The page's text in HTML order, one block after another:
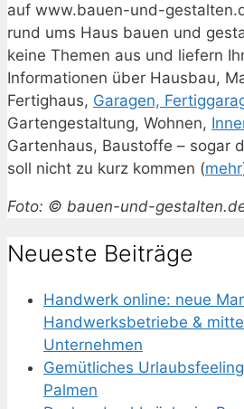
auf www.bauen-und-
rund ums Haus bauen und
keine Themen aus und liefern
Informationen über Hausbau,
Fertighaus, Garagen,
Gartengestaltung, Wohnen,
Gartenhaus, Baustoffe – sogar
soll nicht zu kurz kommen (mehr
Foto: © bauen-und-
Neueste Beiträge
Handwerk online: neue
Handwerksbetriebe &
Unternehmen
Gemütliches
Palmen